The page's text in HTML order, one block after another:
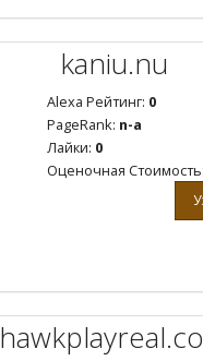
kaniu.nu
Alexa Рейтинг: 0
PageRank: n-a
Лайки: 0
Оценочная Стоимость: